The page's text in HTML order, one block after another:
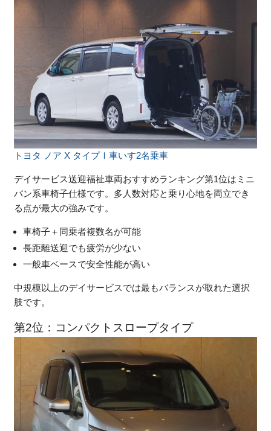
トヨタ ノア X タイプⅠ車いす2名乗車
デイサービス送迎福祉車両おすすめランキング第1位はミニ
バン系車椅子仕様です。多人数対応と乗り心地を両立でき
る点が最大の強みです。
車椅子＋同乗者複数名が可能
長距離送迎でも疲労が少ない
一般車ベースで安全性能が高い
中規模以上のデイサービスでは最もバランスが取れた選択
肢です。
第2位：コンパクトスロープタイプ